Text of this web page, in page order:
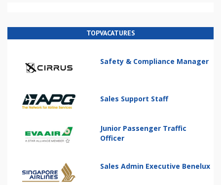
TOPVACATURES
Safety & Compliance Manager
Sales Support Staff
Junior Passenger Traffic
Officer
Sales Admin Executive Benelux